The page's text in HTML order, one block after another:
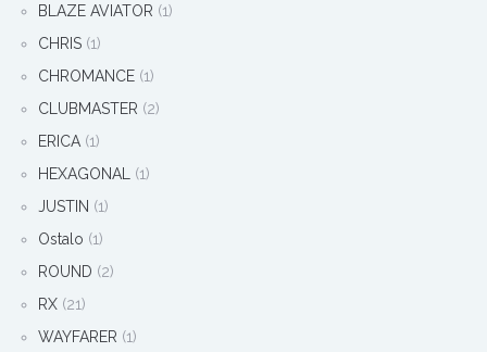
BLAZE AVIATOR (1)
CHRIS (1)
CHROMANCE (1)
CLUBMASTER (2)
ERICA (1)
HEXAGONAL
(1)
JUSTIN (1)
Ostalo (1)
ROUND (2)
RX (21)
WAYFARER (1)